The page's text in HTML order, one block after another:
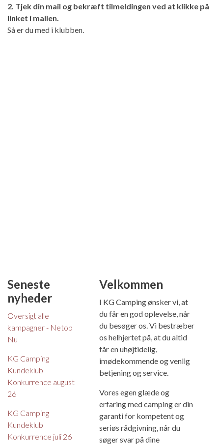
2. Tjek din mail og bekræft tilmeldingen ved at klikke på
linket i mailen.
Så er du med i klubben.
Seneste
nyheder
Oversigt alle
kampagner - Netop
Nu
KG Camping
Kundeklub
Konkurrence august
26
KG Camping
Kundeklub
Konkurrence juli 26
Velkommen
I KG Camping ønsker vi, at
du får en god oplevelse, når
du besøger os. Vi bestræber
os helhjertet på, at du altid
får en uhøjtidelig,
imødekommende og venlig
betjening og service.
Vores egen glæde og
erfaring med camping er din
garanti for kompetent og
seriøs rådgivning, når du
søger svar på dine